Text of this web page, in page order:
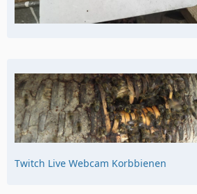
Twitch Live Webcam Korbbienen